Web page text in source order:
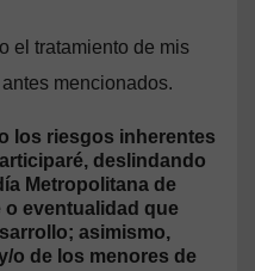
el tratamiento de mis
mencionados.
los riesgos inherentes
deslindando
Metropolitana de
eventualidad que
asimismo,
o de los menores de